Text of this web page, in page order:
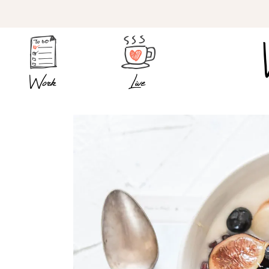
Work Live